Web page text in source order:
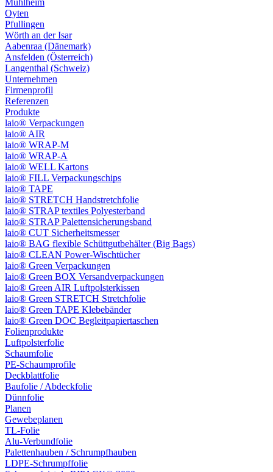
Mühlheim
Oyten
Pfullingen
Wörth an der Isar
Aabenraa (Dänemark)
Ansfelden (Österreich)
Langenthal (Schweiz)
Unternehmen
Firmenprofil
Referenzen
Produkte
laio® Verpackungen
laio® AIR
laio® WRAP-M
laio® WRAP-A
laio® WELL Kartons
laio® FILL Verpackungschips
laio® TAPE
laio® STRETCH Handstretchfolie
laio® STRAP textiles Polyesterband
laio® STRAP Palettensicherungsband
laio® CUT Sicherheitsmesser
laio® BAG flexible Schüttgutbehälter (Big Bags)
laio® CLEAN Power-Wischtücher
laio® Green Verpackungen
laio® Green BOX Versandverpackungen
laio® Green AIR Luftpolsterkissen
laio® Green STRETCH Stretchfolie
laio® Green TAPE Klebebänder
laio® Green DOC Begleitpapiertaschen
Folienprodukte
Luftpolsterfolie
Schaumfolie
PE-Schaumprofile
Deckblattfolie
Baufolie / Abdeckfolie
Dünnfolie
Planen
Gewebeplanen
TL-Folie
Alu-Verbundfolie
Palettenhauben / Schrumpfhauben
LDPE-Schrumpffolie